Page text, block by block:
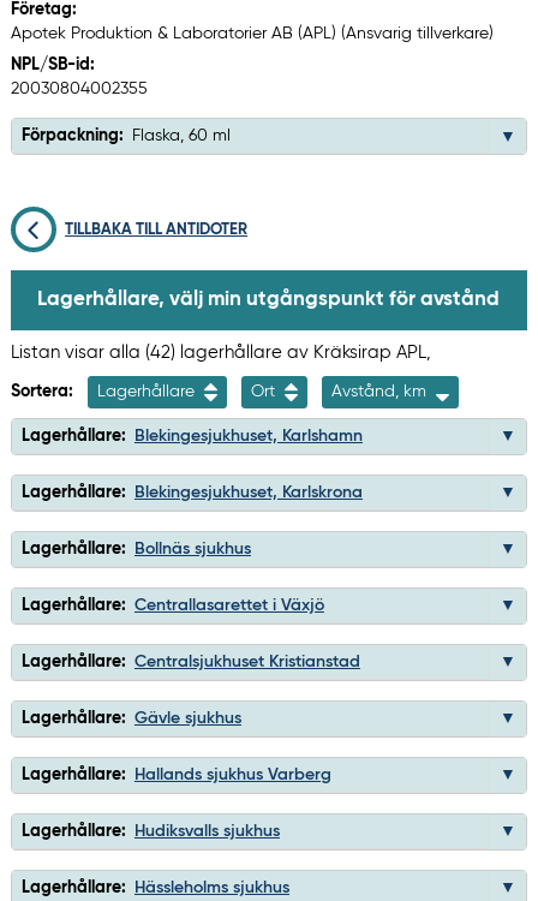
Företag:
Apotek Produktion & Laboratorier AB (APL) (Ansvarig tillverkare)
NPL/SB-id:
20030804002355
Förpackning: Flaska, 60 ml
TILLBAKA TILL ANTIDOTER
Lagerhållare, välj min utgångspunkt för avstånd
Listan visar alla (42) lagerhållare av Kräksirap APL,
Sortera: Lagerhållare Ort Avstånd, km
Lagerhållare: Blekingesjukhuset, Karlshamn
Lagerhållare: Blekingesjukhuset, Karlskrona
Lagerhållare: Bollnäs sjukhus
Lagerhållare: Centrallasarettet i Växjö
Lagerhållare: Centralsjukhuset Kristianstad
Lagerhållare: Gävle sjukhus
Lagerhållare: Hallands sjukhus Varberg
Lagerhållare: Hudiksvalls sjukhus
Lagerhållare: Hässleholms sjukhus